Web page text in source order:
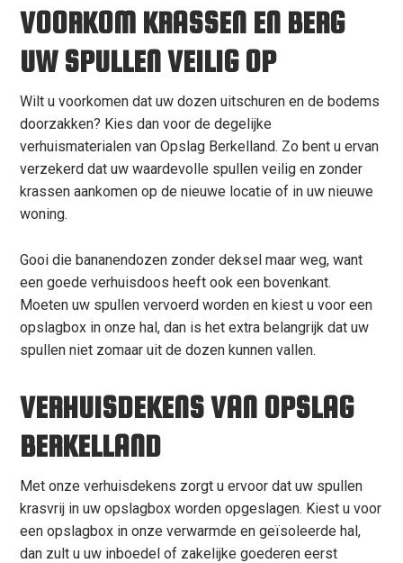
VOORKOM KRASSEN EN BERG
UW SPULLEN VEILIG OP
Wilt u voorkomen dat uw dozen uitschuren en de bodems
doorzakken? Kies dan voor de degelijke
verhuismaterialen van Opslag Berkelland. Zo bent u ervan
verzekerd dat uw waardevolle spullen veilig en zonder
krassen aankomen op de nieuwe locatie of in uw nieuwe
woning.
Gooi die bananendozen zonder deksel maar weg, want
een goede verhuisdoos heeft ook een bovenkant.
Moeten uw spullen vervoerd worden en kiest u voor een
opslagbox in onze hal, dan is het extra belangrijk dat uw
spullen niet zomaar uit de dozen kunnen vallen.
VERHUISDEKENS VAN OPSLAG
BERKELLAND
Met onze verhuisdekens zorgt u ervoor dat uw spullen
krasvrij in uw opslagbox worden opgeslagen. Kiest u voor
een opslagbox in onze verwarmde en geïsoleerde hal,
dan zult u uw inboedel of zakelijke goederen eerst